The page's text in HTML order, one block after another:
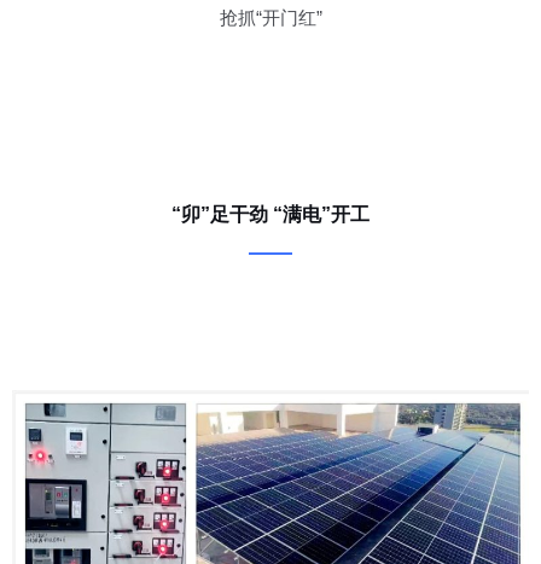
抢抓“开门红”
“卯”足干劲 “满电”开工